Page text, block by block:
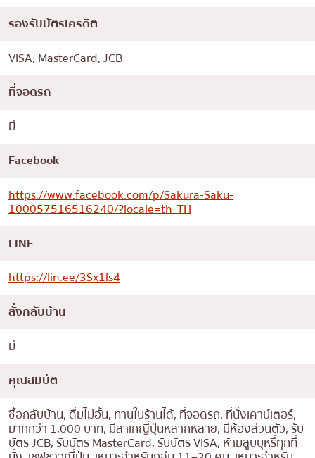
รองรับบัตรเครดิต
VISA, MasterCard, JCB
ที่จอดรถ
มี
Facebook
https://www.facebook.com/p/Sakura-Saku-
100057516516240/?locale=th_TH
LINE
https://lin.ee/3Sx1ls4
สั่งกลับบ้าน
มี
คุณสมบัติ
ซื้อกลับบ้าน, ดื่มไม่อั้น, ทานในร้านได้, ที่จอดรถ, ที่นั่งเคาน์เตอร์,
มากกว่า 1,000 บาท, มีสาเกญี่ปุ่นหลากหลาย, มีห้องส่วนตัว, รับ
บัตร JCB, รับบัตร MasterCard, รับบัตร VISA, ห้ามสูบบุหรี่ทุกที่